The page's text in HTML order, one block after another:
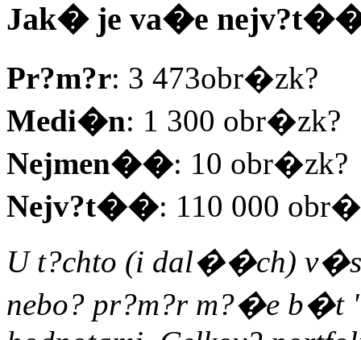
Jak� je va�e
Pr?m?r: 3 473obr�zk?
Medi�n: 1 300 obr�zk?
Nejmen��: 10 obr�zk?
Nejv?t��: 110 000
U t?chto (i dal��ch)
nebo? pr?m?r m?�e b�t